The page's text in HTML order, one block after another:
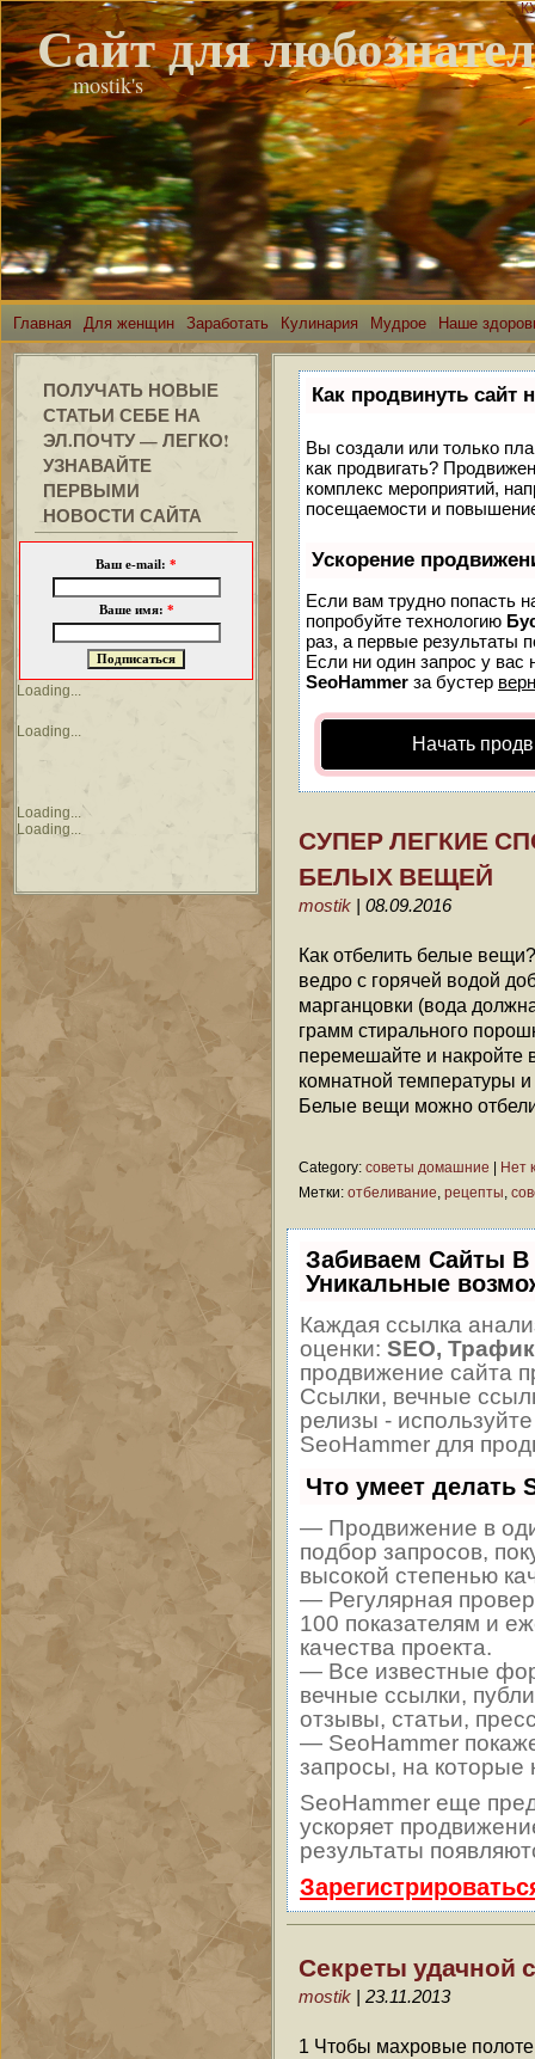
Сайт для
mostik's
Главная Для женщин Заработать Кулинария Мудрое Наше
ПОЛУЧАТЬ НОВЫЕ
СТАТЬИ СЕБЕ НА
ЭЛ.ПОЧТУ — ЛЕГКО!
УЗНАВАЙТЕ
ПЕРВЫМИ
НОВОСТИ САЙТА
Ваш e-mail: *
Ваше имя: *
Loading...
Loading...
Loading...
Loading...
Как продвинуть сайт
Вы создали или только
как продвигать?
комплекс мероприятий,
посещаемости и
Ускорение
Если вам трудно попасть
попробуйте технологию
раз, а первые результаты
Если ни один запрос у вас
SeoHammer за бустер
Начать
СУПЕР ЛЕГКИЕ
БЕЛЫХ ВЕЩЕЙ
mostik | 08.09.2016
Как отбелить белые
ведро с горячей водой
марганцовки (вода
грамм стирального
перемешайте и накройте
комнатной температуры
Белые вещи можно
Category: советы домашние
Нет
Метки: отбеливание рецепты
Забиваем Сайты
Уникальные
Каждая ссылка
оценки: SEO,
продвижение сайта
Ссылки, вечные
релизы -
SeoHammer для
Что умеет делать
— Продвижение в
подбор запросов,
высокой степенью
— Регулярная
100 показателям и
качества проекта.
— Все известные
вечные ссылки,
отзывы, статьи,
— SeoHammer
запросы, на которые
SeoHammer еще
ускоряет
результаты
Секреты удачной
mostik | 23.11.2013
1 Чтобы махровые